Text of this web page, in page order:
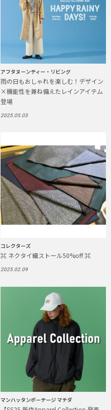
アフタヌーンティー・リビング
雨の日もおしゃれを楽しむ！デザイン
×機能性を兼ね備えたレインアイテム
登場
2025.05.03
コレクターズ
⌘ ネクタイ織ストール50%off ⌘
2025.02.09
マンハッタンポーテージ マチダ